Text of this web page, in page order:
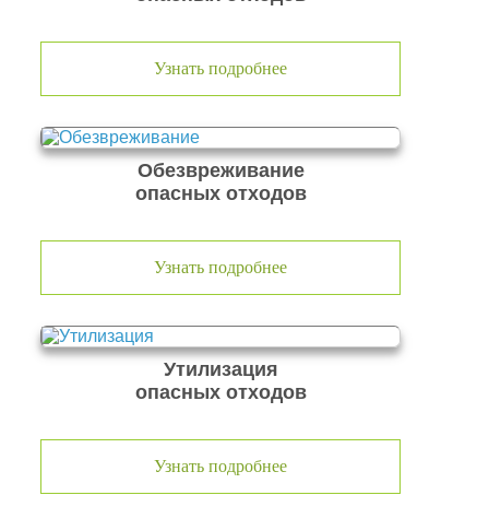
Узнать подробнее
Обезвреживание
опасных отходов
Узнать подробнее
Утилизация
опасных отходов
Узнать подробнее